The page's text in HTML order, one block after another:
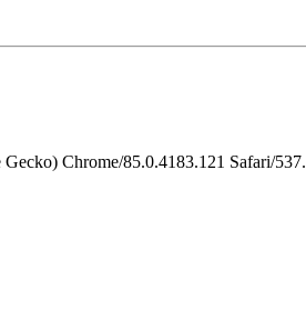
Chrome/85.0.4183.121 Safari/